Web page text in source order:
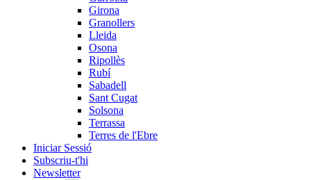
Girona
Granollers
Lleida
Osona
Ripollès
Rubí
Sabadell
Sant Cugat
Solsona
Terrassa
Terres de l'Ebre
Iniciar Sessió
Subscriu-t'hi
Newsletter